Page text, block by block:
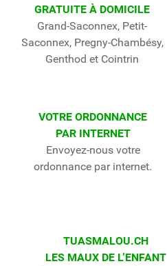
GRATUITE À DOMICILE
Grand-Saconnex, Petit-
Saconnex, Pregny-Chambésy,
Genthod et Cointrin
VOTRE ORDONNANCE
PAR INTERNET
Envoyez-nous votre
ordonnance par internet.
TUASMALOU.CH
LES MAUX DE L’ENFANT